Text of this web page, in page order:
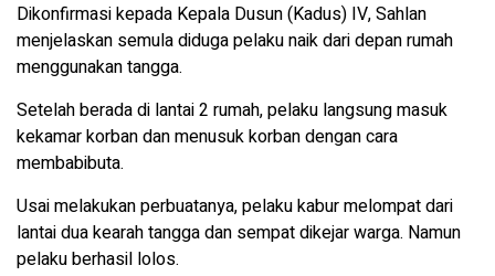
Dikonfirmasi kepada Kepala Dusun (Kadus) IV, Sahlan
menjelaskan semula diduga pelaku naik dari depan rumah
menggunakan tangga.
Setelah berada di lantai 2 rumah, pelaku langsung masuk
kekamar korban dan menusuk korban dengan cara
membabibuta.
Usai melakukan perbuatanya, pelaku kabur melompat dari
lantai dua kearah tangga dan sempat dikejar warga. Namun
pelaku berhasil lolos.